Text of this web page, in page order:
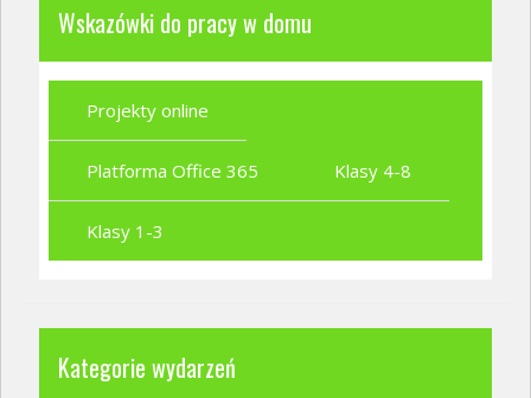
Wskazówki do pracy w domu
Projekty online
Platforma Office 365 Klasy 4-8
Klasy 1-3
Kategorie wydarzeń